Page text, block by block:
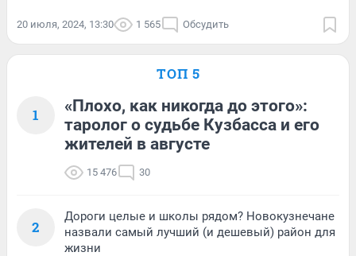
20 июля, 2024, 13:30 1 565 Обсудить
ТОП 5
1
«Плохо, как никогда до этого»:
таролог о судьбе Кузбасса и его
жителей в августе
15 476 30
2
Дороги целые и школы рядом? Новокузнечане
назвали самый лучший (и дешевый) район для
жизни